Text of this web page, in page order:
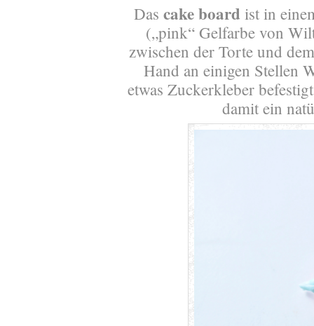
Dascake board ist in
(„pink“ Gelfarbe von
zwischen der Torte und
Hand an einigen Stellen
etwas Zuckerkleber
damit ein